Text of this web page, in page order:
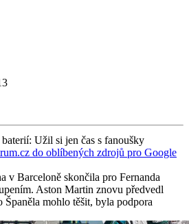
Užil si jen čas s fanoušky
do oblíbených zdrojů pro Google
v Barceloně skončila pro Fernanda
Aston Martin znovu předvedl
Španěla mohlo těšit, byla podpora